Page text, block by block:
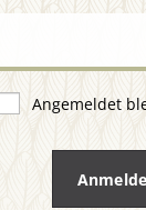
Angemeldet